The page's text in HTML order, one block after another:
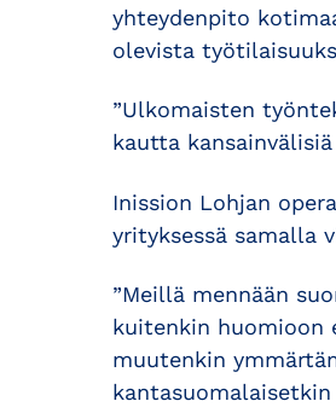
yhteydenpito
olevista
”Ulkomaisten
kautta
Inission Lohjan
yrityksessä samalla
”Meillä mennään
kuitenkin huomioon
muutenkin
kantasuomalaisetkin